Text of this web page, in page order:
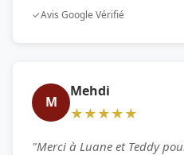
✓Avis Google Vérifié
M
Mehdi
★★★★★
"Merci à Luane et Teddy